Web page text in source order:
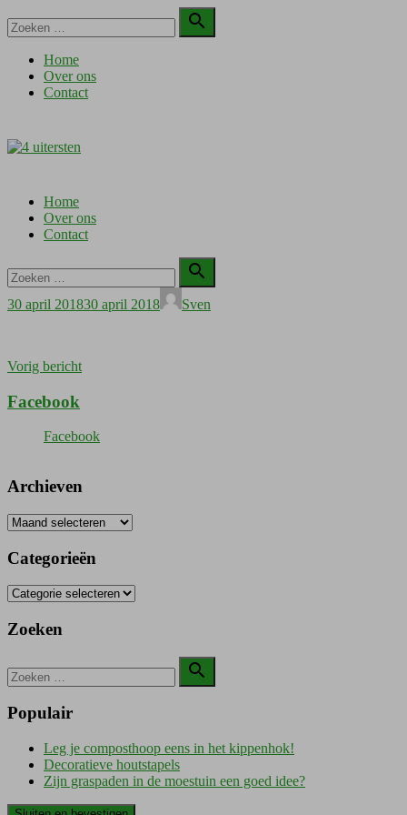
naar
naar:

Zoeken
Home
Over ons
Contact
Home
Over ons
Contact
naar:

Zoeken
op
30 april 201830 april 2018 Sven
Bericht
navigatie
Vorig bericht
Facebook
Facebook
Archieven
Archieven
Categorieën
Categorieën
Zoeken
naar:

Zoeken
Populair
Leg je composthoop eens in het kippenhok!
Decoratieve houtstapels
Zijn graspaden in de moestuin een goed idee?